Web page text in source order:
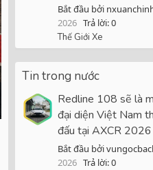
Bắt đầu bởi
2026 Trả lời: 0
Thế Giới Xe
Tin trong nước
Redline 108 sẽ là
đại diện Việt Nam
đấu tại AXCR 2026
Bắt đầu bởi
2026 Trả lời: 0